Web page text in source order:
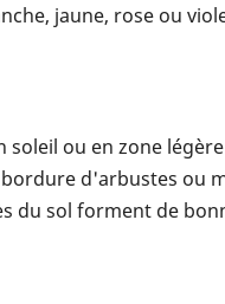
jaune, rose ou
soleil ou en zone
d'arbustes ou
du sol forment de